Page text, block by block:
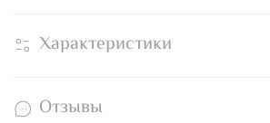
Характеристики
Отзывы